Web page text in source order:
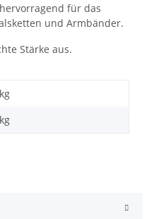
für das
und Armbänder.
Stärke aus.
kg